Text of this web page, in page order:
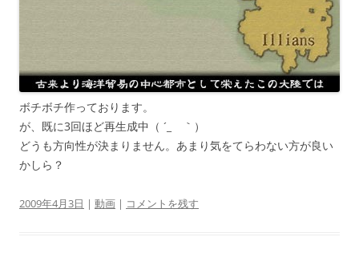
ボチボチ作っております。
が、既に3回ほど再生成中（ ´_ゝ｀）
どうも方向性が決まりません。あまり気をてらわない方が良い
かしら？
2009年4月3日 | 動画 | コメントを残す